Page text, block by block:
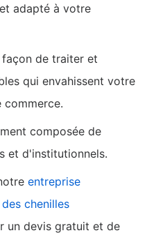
adapté à votre
de traiter et
qui envahissent votre
composée de
et d'institutionnels.
entreprise
chenilles
un devis gratuit et de